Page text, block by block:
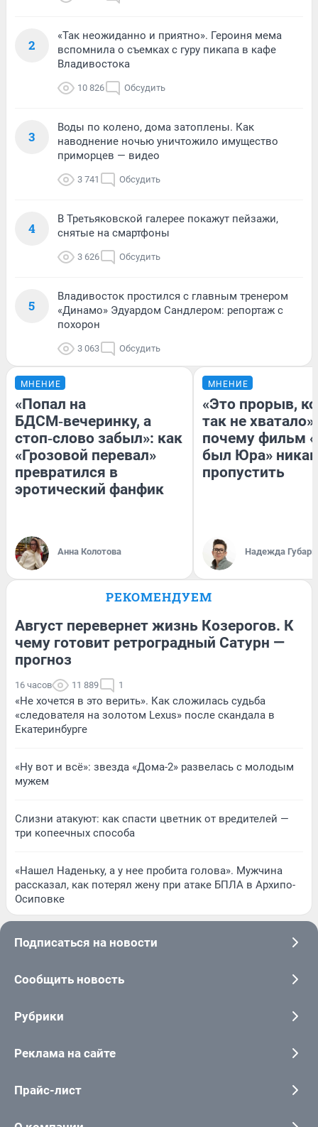
2
«Так неожиданно и приятно». Героиня мема
вспомнила о съемках с гуру пикапа в кафе
Владивостока
10 826 Обсудить
3
Воды по колено, дома затоплены. Как
наводнение ночью уничтожило имущество
приморцев — видео
3 741 Обсудить
4
В Третьяковской галерее покажут пейзажи,
снятые на смартфоны
3 626 Обсудить
5
Владивосток простился с главным тренером
«Динамо» Эдуардом Сандлером: репортаж с
похорон
3 063 Обсудить
МНЕНИЕ
«Попал на
БДСМ‑вечеринку, а
стоп‑слово забыл»: как
«Грозовой перевал»
превратился в
эротический фанфик
Анна Колотова
МНЕНИЕ
«Это прорыв,
так не хватало»:
почему фильм
был Юра»
пропустить
Надежда Губарь
РЕКОМЕНДУЕМ
Август перевернет жизнь Козерогов. К
чему готовит ретроградный Сатурн —
прогноз
16 часов 11 889 1
«Не хочется в это верить». Как сложилась судьба
«следователя на золотом Lexus» после скандала в
Екатеринбурге
«Ну вот и всё»: звезда «Дома-2» развелась с молодым
мужем
Слизни атакуют: как спасти цветник от вредителей —
три копеечных способа
«Нашел Наденьку, а у нее пробита голова». Мужчина
рассказал, как потерял жену при атаке БПЛА в Архипо-
Осиповке
Подписаться на новости
Сообщить новость
Рубрики
Реклама на сайте
Прайс-лист